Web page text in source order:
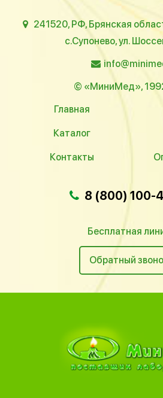
241520, РФ, Брянская
с.Супонево, ул.
© «МиниМед»,
Главная
Каталог
Контакты
8 (800) 100-
Бесплатная
Обратный